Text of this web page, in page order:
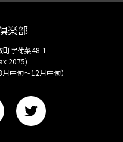
楽部
字荷菜48-1
2075)
中旬～12月中旬）